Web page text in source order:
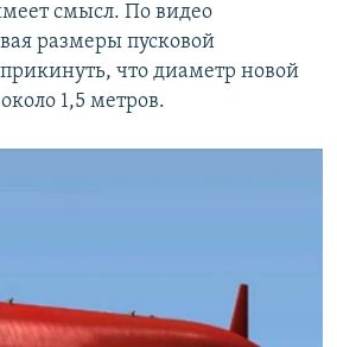
смысл. По видео
размеры пусковой
что диаметр новой
1,5 метров.